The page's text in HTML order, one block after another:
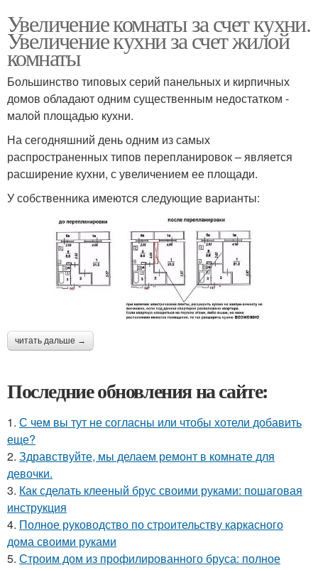
Увеличение комнаты за счет кухни.
Увеличение кухни за счет жилой
комнаты
Большинство типовых серий панельных и кирпичных
домов обладают одним существенным недостатком -
малой площадью кухни.
На сегодняшний день одним из самых
распространенных типов перепланировок – является
расширение кухни, с увеличением ее площади.
У собственника имеются следующие варианты:
читать дальше →
Последние обновления на сайте:
1. С чем вы тут не согласны или чтобы хотели добавить
еще?
2. Здравствуйте, мы делаем ремонт в комнате для
девочки.
3. Как сделать клееный брус своими руками: пошаговая
инструкция
4. Полное руководство по строительству каркасного
дома своими руками
5. Строим дом из профилированного бруса: полное